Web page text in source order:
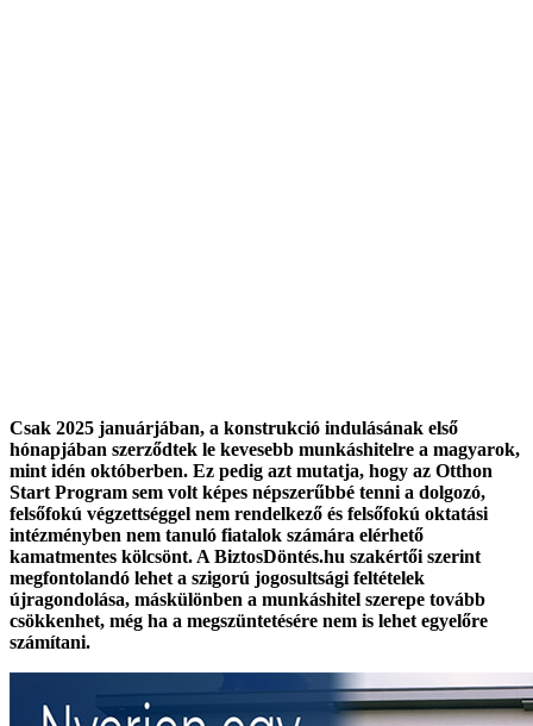
Csak 2025 januárjában, a konstrukció indulásának első
hónapjában szerződtek le kevesebb munkáshitelre a magyarok,
mint idén októberben. Ez pedig azt mutatja, hogy az Otthon
Start Program sem volt képes népszerűbbé tenni a dolgozó,
felsőfokú végzettséggel nem rendelkező és felsőfokú oktatási
intézményben nem tanuló fiatalok számára elérhető
kamatmentes kölcsönt. A BiztosDöntés.hu szakértői szerint
megfontolandó lehet a szigorú jogosultsági feltételek
újragondolása, máskülönben a munkáshitel szerepe tovább
csökkenhet, még ha a megszüntetésére nem is lehet egyelőre
számítani.